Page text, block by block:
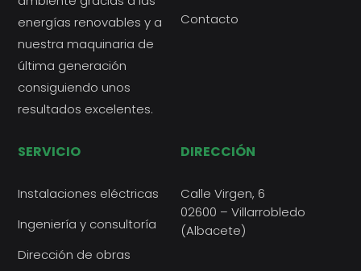
energías renovables y a
nuestra maquinaria de
última generación
consiguiendo unos
resultados excelentes.
Contacto
SERVICIO
Instalaciones eléctricas
Ingeniería y consultoría
Dirección de obras
DIRECCIÓN
Calle Virgen, 6
02600 – Villarrobledo
(Albacete)